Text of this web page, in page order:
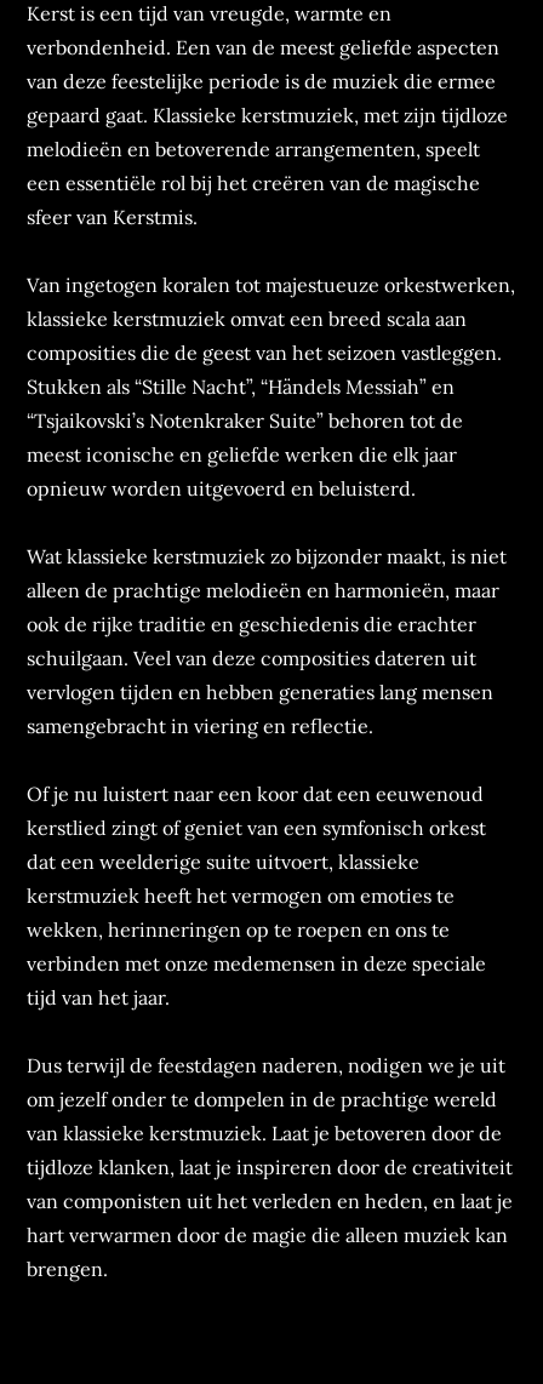
Kerst is een tijd van vreugde, warmte en
verbondenheid. Een van de meest geliefde aspecten
van deze feestelijke periode is de muziek die ermee
gepaard gaat. Klassieke kerstmuziek, met zijn tijdloze
melodieën en betoverende arrangementen, speelt
een essentiële rol bij het creëren van de magische
sfeer van Kerstmis.
Van ingetogen koralen tot majestueuze orkestwerken,
klassieke kerstmuziek omvat een breed scala aan
composities die de geest van het seizoen vastleggen.
Stukken als “Stille Nacht”, “Händels Messiah” en
“Tsjaikovski’s Notenkraker Suite” behoren tot de
meest iconische en geliefde werken die elk jaar
opnieuw worden uitgevoerd en beluisterd.
Wat klassieke kerstmuziek zo bijzonder maakt, is niet
alleen de prachtige melodieën en harmonieën, maar
ook de rijke traditie en geschiedenis die erachter
schuilgaan. Veel van deze composities dateren uit
vervlogen tijden en hebben generaties lang mensen
samengebracht in viering en reflectie.
Of je nu luistert naar een koor dat een eeuwenoud
kerstlied zingt of geniet van een symfonisch orkest
dat een weelderige suite uitvoert, klassieke
kerstmuziek heeft het vermogen om emoties te
wekken, herinneringen op te roepen en ons te
verbinden met onze medemensen in deze speciale
tijd van het jaar.
Dus terwijl de feestdagen naderen, nodigen we je uit
om jezelf onder te dompelen in de prachtige wereld
van klassieke kerstmuziek. Laat je betoveren door de
tijdloze klanken, laat je inspireren door de creativiteit
van componisten uit het verleden en heden, en laat je
hart verwarmen door de magie die alleen muziek kan
brengen.